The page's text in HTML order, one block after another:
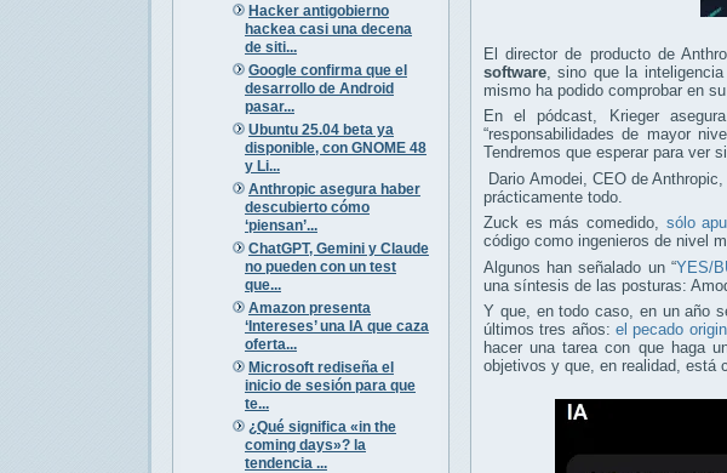
Hacker antigobierno
hackea casi una decena
de siti...
Google confirma que el
desarrollo de Android
pasar...
Ubuntu 25.04 beta ya
disponible, con GNOME 48
y Li...
Anthropic asegura haber
descubierto cómo
‘piensan’...
ChatGPT, Gemini y Claude
no pueden con un test
que...
Amazon presenta
‘Intereses’ una IA que caza
oferta...
Microsoft rediseña el
inicio de sesión para que
te...
¿Qué significa «in the
coming days»? la
tendencia ...
El director de producto de
software , sino que la
mismo ha podido comprobar en
En el pódcast, Krieger
“responsabilidades de mayor
Tendremos que esperar para ver
Dario Amodei, CEO de
prácticamente todo.
Zuck es más comedido, sólo
código como ingenieros de nivel
Algunos han señalado un “YES/
una síntesis de las posturas:
Y que, en todo caso, en un año
últimos tres años:el pecado
hacer una tarea con que haga
objetivos y que, en realidad, está